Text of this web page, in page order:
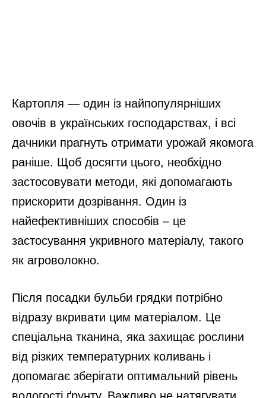
Картопля — один із найпопулярніших
овочів в українських господарствах, і всі
дачники прагнуть отримати урожай якомога
раніше. Щоб досягти цього, необхідно
застосовувати методи, які допомагають
прискорити дозрівання. Один із
найефективніших способів – це
застосування укривного матеріалу, такого
як агроволокно.
Після посадки бульби грядки потрібно
відразу вкривати цим матеріалом. Це
спеціальна тканина, яка захищає рослини
від різких температурних коливань і
допомагає зберігати оптимальний рівень